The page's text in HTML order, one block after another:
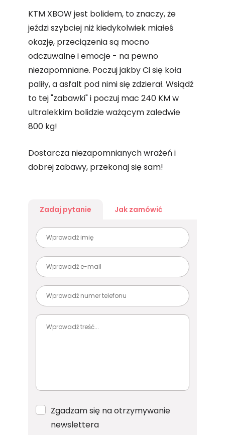
KTM XBOW jest bolidem, to znaczy, że
jeździ szybciej niż kiedykolwiek miałeś
okazję, przeciązenia są mocno
odczuwalne i emocje - na pewno
niezapomniane. Poczuj jakby Ci się koła
paliły, a asfalt pod nimi się zdzierał. Wsiądź
to tej "zabawki" i poczuj mac 240 KM w
ultralekkim bolidzie ważącym zaledwie
800 kg!
Dostarcza niezapomnianych wrażeń i
dobrej zabawy, przekonaj się sam!
Zadaj pytanie Jak zamówić
Zgadzam się na otrzymywanie
newslettera